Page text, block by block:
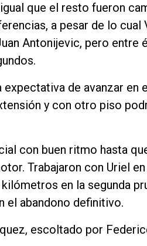
que el resto fueron
a pesar de lo cual
Antonijevic, pero entre
de avanzar en
y con otro piso
con buen ritmo hasta
Trabajaron con Uriel
en la segunda
el abandono definitivo.
escoltado por